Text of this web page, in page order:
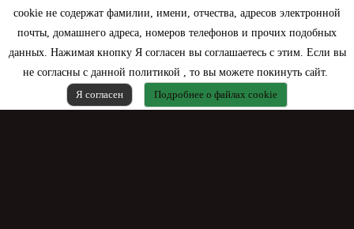
cookie не содержат фамилии, имени, отчества, адресов электронной
почты, домашнего адреса, номеров телефонов и прочих подобных
данных. Нажимая кнопку Я согласен вы соглашаетесь с этим. Если вы
не согласны с данной политикой , то вы можете покинуть сайт.
Я согласен
Подробнее о файлах cookie
Моя учетная запись
Контактная информация